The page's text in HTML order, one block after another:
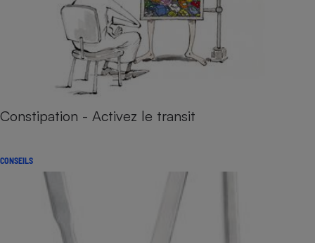
Constipation - Activez le transit
CONSEILS